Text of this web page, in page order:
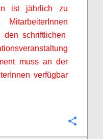
ist jährlich zu
MitarbeiterInnen
den schriftlichen
muss an der
verfügbar